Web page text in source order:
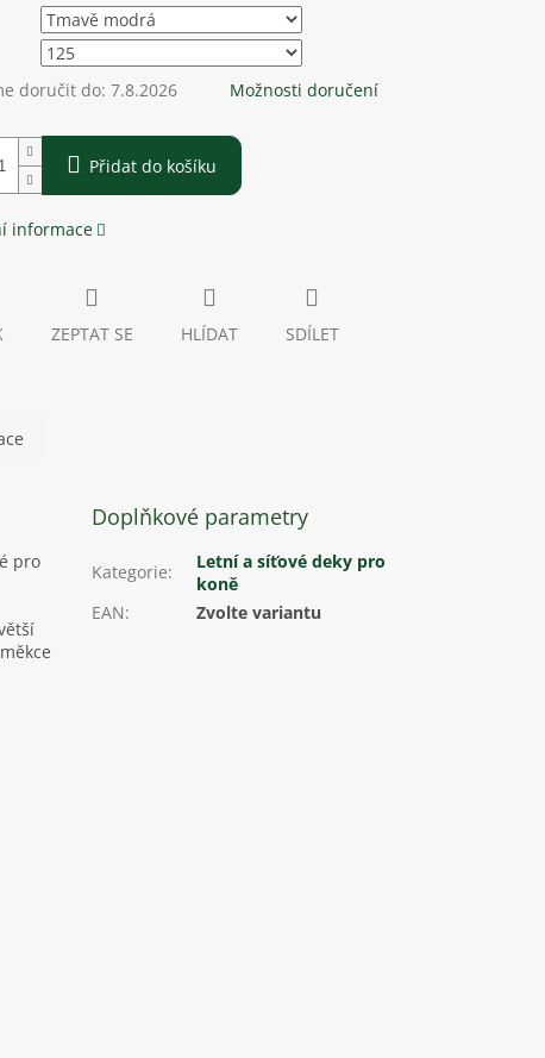
doručit do: 7.8.2026 Možnosti doručení
Přidat do košíku
informace
ZEPTAT SE HLÍDAT SDÍLET
pro
Doplňkové parametry
Kategorie:
Letní a síťové deky pro
koně
EAN: Zvolte variantu